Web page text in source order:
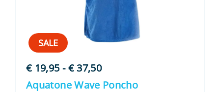
SALE
€19,95 - €37,50Prijsklasse:
€ 19,95
Aquatone Wave Poncho